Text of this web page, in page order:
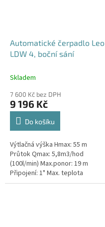
Automatické čerpadlo Leo
LDW 4, boční sání
Skladem
7 600 Kč bez DPH
9 196 Kč
Do košíku
Výtlačná výška Hmax: 55 m
Průtok Qmax: 5,8m3/hod
(100l/min) Max.ponor: 19 m
Připojení: 1" Max. teplota
kapaliny: 35°C Délka kabelu: 22